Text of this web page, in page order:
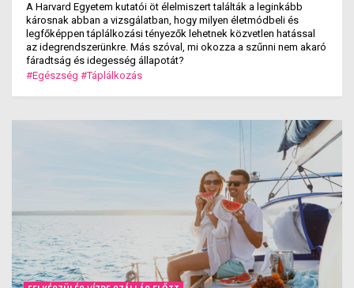
A Harvard Egyetem kutatói öt élelmiszert találták a leginkább
károsnak abban a vizsgálatban, hogy milyen életmódbeli és
legfőképpen táplálkozási tényezők lehetnek közvetlen hatással
az idegrendszerünkre. Más szóval, mi okozza a szűnni nem akaró
fáradtság és idegesség állapotát?
#Egészség #Táplálkozás